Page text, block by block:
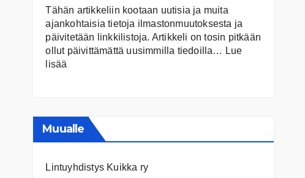
Tähän artikkeliin kootaan uutisia ja muita
ajankohtaisia tietoja ilmastonmuutoksesta ja
päivitetään linkkilistoja. Artikkeli on tosin pitkään
ollut päivittämättä uusimmilla tiedoilla… Lue
lisää
nettilähteitä
Muualle
Lintuyhdistys Kuikka ry